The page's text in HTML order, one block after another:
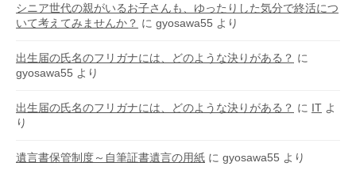
シニア世代の親がいるお子さんも、ゆったりした気分で終活につ
いて考えてみませんか？ に gyosawa55 より
出生届の氏名のフリガナには、どのような決りがある？ に
gyosawa55 より
出生届の氏名のフリガナには、どのような決りがある？ に IT よ
り
遺言書保管制度～自筆証書遺言の用紙 に gyosawa55 より